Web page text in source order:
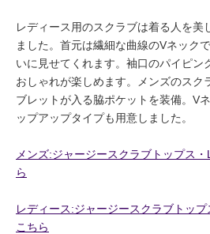
レディース用のスクラブは着る人を美
ました。首元は繊細な曲線のVネック
いに見せてくれます。袖口のパイピン
おしゃれが楽しめます。メンズのスク
ブレットが入る脇ポケットを装備。V
ップアップタイプも用意しました。
メンズ:ジャージースクラブトップス
ら
レディース:ジャージースクラブトッ
こちら